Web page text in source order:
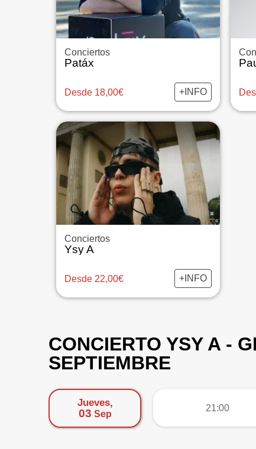
Conciertos
Patáx
Desde 18,00€ +INFO
Conciertos
Ysy A
Desde 22,00€ +INFO
CONCIERTO YSY A -
SEPTIEMBRE
Jueves,
03 Sep
21:00